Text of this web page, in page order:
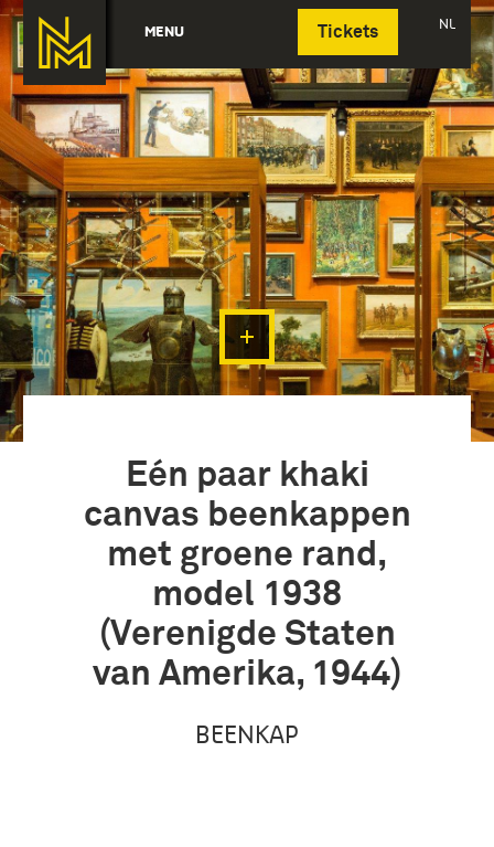
MENU Tickets NL
Deutsch
Eén paar khaki
canvas beenkappen
met groene rand,
model 1938
(Verenigde Staten
van Amerika, 1944)
BEENKAP